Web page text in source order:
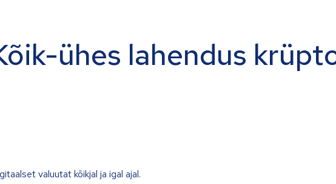
ühes lahendus
valuutat kõikjal ja igal ajal.